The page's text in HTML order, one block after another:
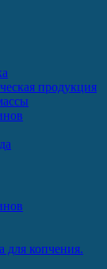
продукция
для копчения.